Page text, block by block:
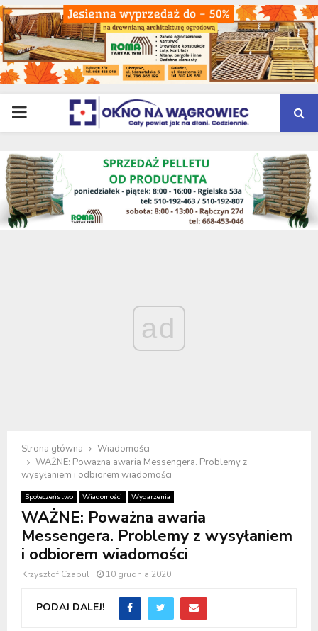
PRIMARY
MENU
ad
Strona główna
Wiadomości
WAŻNE: Poważna awaria Messengera. Problemy z
wysyłaniem i odbiorem wiadomości
Społeczeństwo Wiadomości Wydarzenia
WAŻNE: Poważna awaria
Messengera. Problemy z wysyłaniem
i odbiorem wiadomości
Krzysztof Czapul 10 grudnia 2020
PODAJ DALEJ!